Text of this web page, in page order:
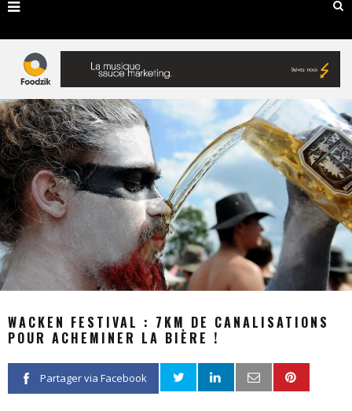
WACKEN FESTIVAL : 7KM DE CANALISATIONS
POUR ACHEMINER LA BIÈRE !
Partager via Facebook